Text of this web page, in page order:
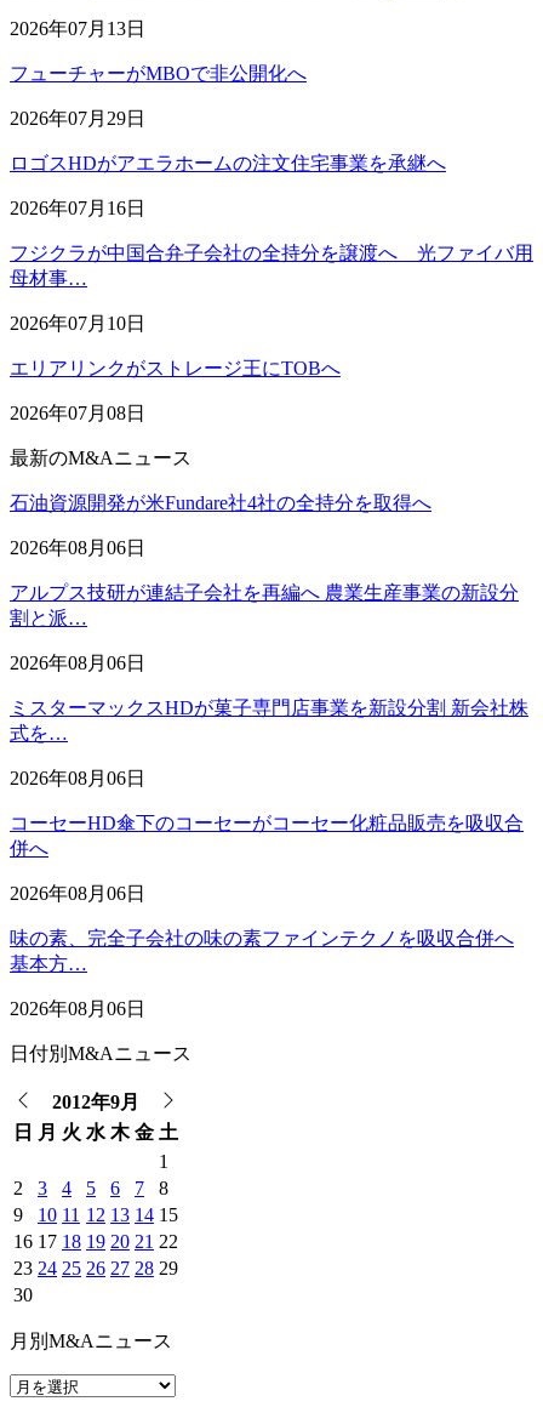
2026年07月13日
フューチャーがMBOで非公開化へ
2026年07月29日
ロゴスHDがアエラホームの注文住宅事業を承継へ
2026年07月16日
フジクラが中国合弁子会社の全持分を譲渡へ 光ファイバ用
母材事…
2026年07月10日
エリアリンクがストレージ王にTOBへ
2026年07月08日
最新のM&Aニュース
石油資源開発が米Fundare社4社の全持分を取得へ
2026年08月06日
アルプス技研が連結子会社を再編へ 農業生産事業の新設分
割と派…
2026年08月06日
ミスターマックスHDが菓子専門店事業を新設分割 新会社株
式を…
2026年08月06日
コーセーHD傘下のコーセーがコーセー化粧品販売を吸収合
併へ
2026年08月06日
味の素、完全子会社の味の素ファインテクノを吸収合併へ
基本方…
2026年08月06日
日付別M&Aニュース
2012年9月
日
月 火 水 木 金 土
1
2
3 4 5 6 7
8
9
10 11 12 13 14 15
16 17 18 19 20 21 22
23 24 25 26 27 28 29
30
月別M&Aニュース